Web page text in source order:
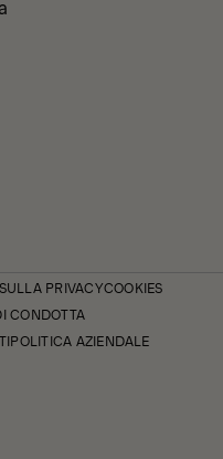
PRIVACYCOOKIES
CONDOTTA
POLITICA AZIENDALE